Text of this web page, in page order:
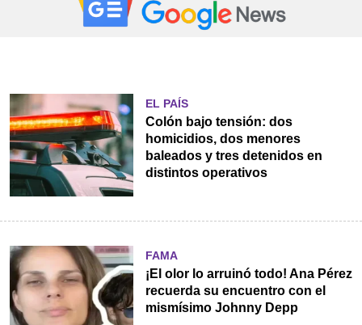
EL PAÍS
Colón bajo tensión: dos
homicidios, dos menores
baleados y tres detenidos en
distintos operativos
FAMA
¡El olor lo arruinó todo! Ana Pérez
recuerda su encuentro con el
mismísimo Johnny Depp